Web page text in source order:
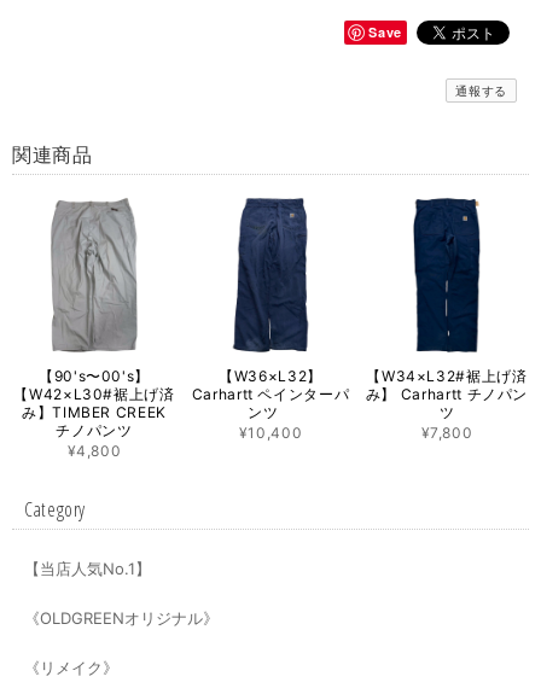
Save
通報する
関連商品
【90's〜00's】
【W42×L30#裾上げ済
み】TIMBER CREEK
チノパンツ
¥4,800
【W36×L32】
Carhartt ペインターパ
ンツ
¥10,400
【W34×L32#裾上げ済
み】 Carhartt チノパン
ツ
¥7,800
Category
【当店人気No.1】
《OLDGREENオリジナル》
《リメイク》